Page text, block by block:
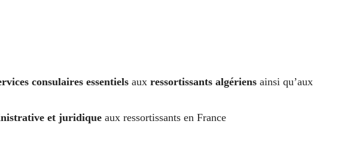
consulaires essentiels aux ressortissants algériens ainsi qu’aux
et juridique aux ressortissants en France